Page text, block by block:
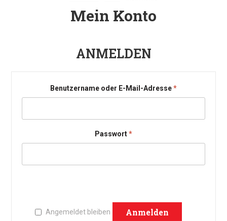
Mein Konto
ANMELDEN
Benutzername oder E-Mail-Adresse*Erforderlich
Passwort*Erforderlich
Angemeldet bleiben Anmelden